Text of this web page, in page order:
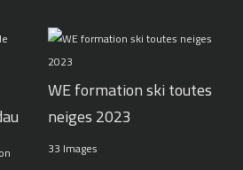
WE formation ski toutes
neiges 2023
33 Images